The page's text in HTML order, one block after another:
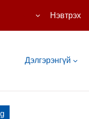
Нэвтрэх
Дэлгэрэнгүй